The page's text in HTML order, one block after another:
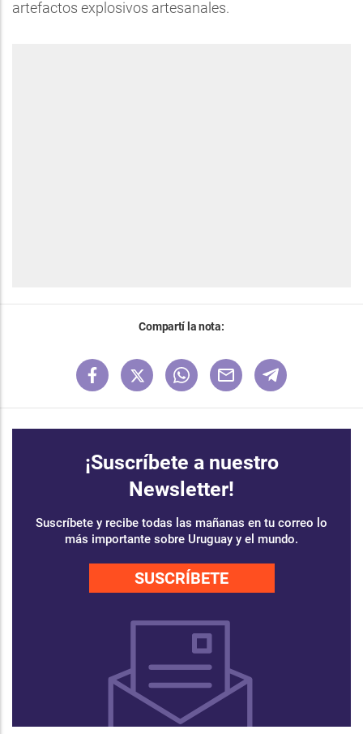
artefactos explosivos artesanales.
Compartí la nota:
¡Suscríbete a nuestro
Newsletter!
Suscríbete y recibe todas las mañanas en tu correo lo
más importante sobre Uruguay y el mundo.
SUSCRÍBETE